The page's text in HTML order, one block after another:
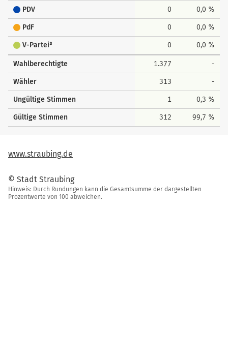
PDV 0 0,0 %
PdF 0 0,0 %
V-Partei³ 0 0,0 %
Wahlberechtigte 1.377 -
Wähler 313 -
Ungültige Stimmen 1 0,3 %
Gültige Stimmen 312 99,7 %
www.straubing.de
© Stadt Straubing
Hinweis: Durch Rundungen kann die Gesamtsumme der dargestellten
Prozentwerte von 100 abweichen.